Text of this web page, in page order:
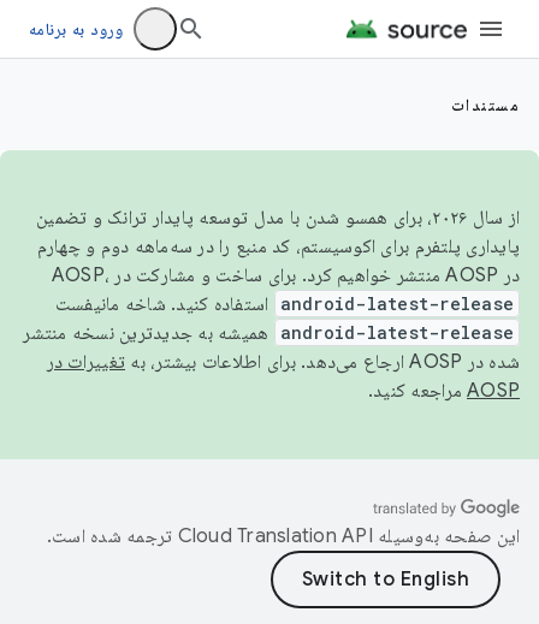
ورود به برنامه
مستندات
از سال ۲۰۲۶، برای همسو شدن با مدل توسعه پایدار ترانک و تضمین
پایداری پلتفرم برای اکوسیستم، کد منبع را در سه‌ماهه دوم و چهارم
در AOSP منتشر خواهیم کرد. برای ساخت و مشارکت در AOSP،
android-latest-release استفاده کنید. شاخه مانیفست
android-latest-release
همیشه به جدیدترین نسخه منتشر
شده در AOSP ارجاع می‌دهد. برای اطلاعات بیشتر، به
تغییرات در
AOSP مراجعه کنید.
این صفحه به‌وسیله ترجمه شده است.